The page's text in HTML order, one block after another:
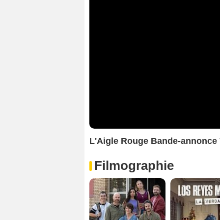
L'Aigle Rouge Bande-annonce
Filmographie